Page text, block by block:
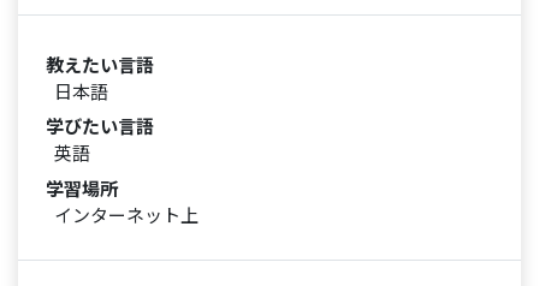
教えたい言語
日本語
学びたい言語
英語
学習場所
インターネット上